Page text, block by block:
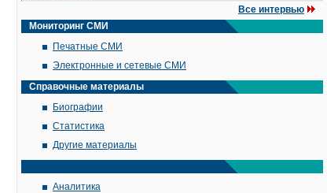
Все интервью
Мониторинг СМИ
Печатные СМИ
Электронные и сетевые СМИ
Справочные материалы
Биографии
Статистика
Другие материалы
Аналитика